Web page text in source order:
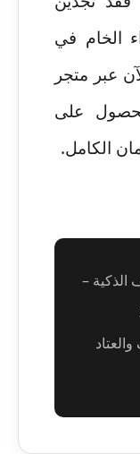
الخام في
عبر متجر
على
الكامل.
الذكية –